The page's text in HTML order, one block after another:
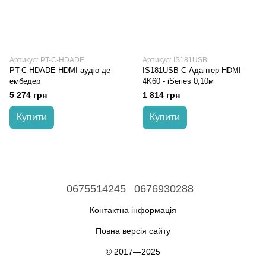
Артикул: PT-C-HDADE
PT-C-HDADE HDMI аудіо де-
ембедер
5 274 грн
Купити
Артикул: IS181USB
IS181USB-C Адаптер HDMI -
4K60 - iSeries 0,10м
1 814 грн
Купити
0675514245 0676930288
Контактна інформація
Повна версія сайту
© 2017—2025